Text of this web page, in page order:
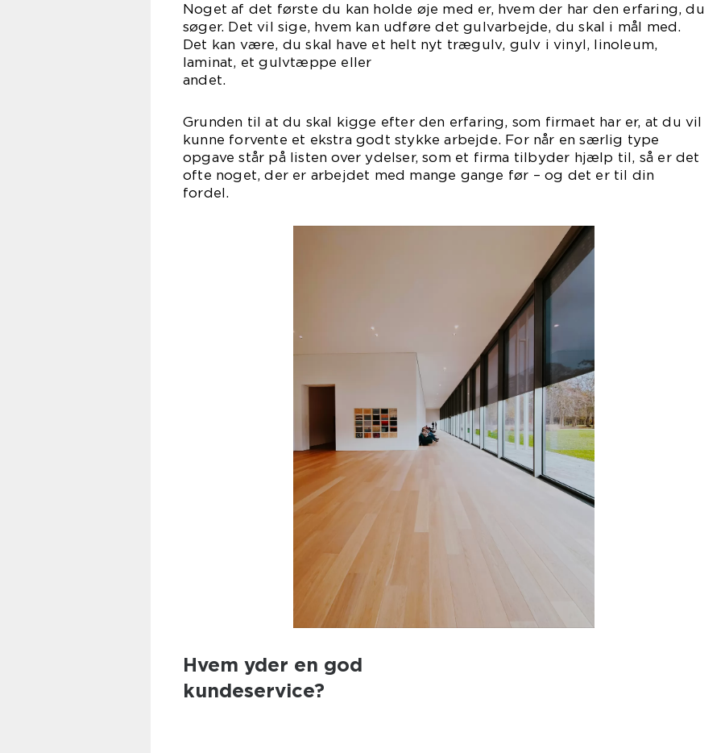
Noget af det første du kan holde øje med er, hvem der har den erfaring, du
søger. Det vil sige, hvem kan udføre det gulvarbejde, du skal i mål med.
Det kan være, du skal have et helt nyt trægulv, gulv i vinyl, linoleum,
laminat, et gulvtæppe eller
andet.
Grunden til at du skal kigge efter den erfaring, som firmaet har er, at du vil
kunne forvente et ekstra godt stykke arbejde. For når en særlig type
opgave står på listen over ydelser, som et firma tilbyder hjælp til, så er det
ofte noget, der er arbejdet med mange gange før – og det er til din
fordel.
Hvem yder en god
kundeservice?